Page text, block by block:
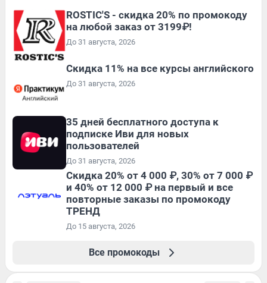
ROSTIC'S - скидка 20% по промокоду
на любой заказ от 3199₽!
До 31 августа, 2026
Скидка 11% на все курсы английского
До 31 августа, 2026
35 дней бесплатного доступа к
подписке Иви для новых
пользователей
До 31 августа, 2026
Скидка 20% от 4 000 ₽, 30% от 7 000 ₽
и 40% от 12 000 ₽ на первый и все
повторные заказы по промокоду
ТРЕНД
До 15 августа, 2026
Все промокоды